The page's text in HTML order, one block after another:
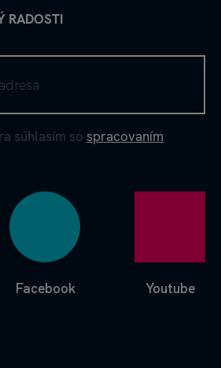
RADOSTI
súhlasím so spracovaním
Facebook Youtube